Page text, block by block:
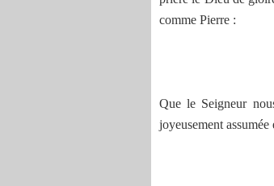
comme Pierre :
Que le Seigneur
joyeusement